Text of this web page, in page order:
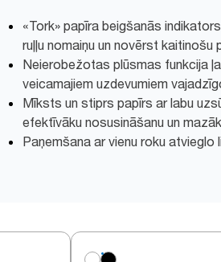
«Tork» papīra beigšanās
ruļļu nomaiņu un novērst kaitinošu
Neierobežotas plūsmas funkcija
veicamajiem uzdevumiem
Mīksts un stiprs papīrs ar labu
efektīvāku nosusināšanu un
Paņemšana ar vienu roku atvieglo